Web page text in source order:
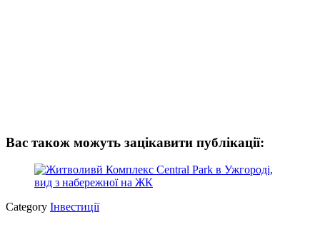
Вас також можуть зацікавити публікації:
Category Інвестиції